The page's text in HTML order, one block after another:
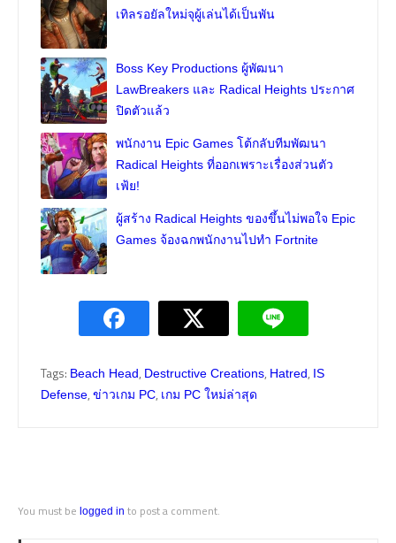
เทิลรอยัลใหม่จุผู้เล่นได้เป็นพัน
Boss Key Productions ผู้พัฒนา
LawBreakers และ Radical Heights ประกาศ
ปิดตัวแล้ว
พนักงาน Epic Games โต้กลับทีมพัฒนา
Radical Heights ที่ออกเพราะเรื่องส่วนตัว
เฟ้ย!
ผู้สร้าง Radical Heights ของขึ้นไม่พอใจ Epic
Games จ้องฉกพนักงานไปทำ Fortnite
Tags: Beach Head, Destructive Creations, Hatred, IS
Defense, ข่าวเกม PC, เกม PC ใหม่ล่าสุด
You must be logged in to post a comment.